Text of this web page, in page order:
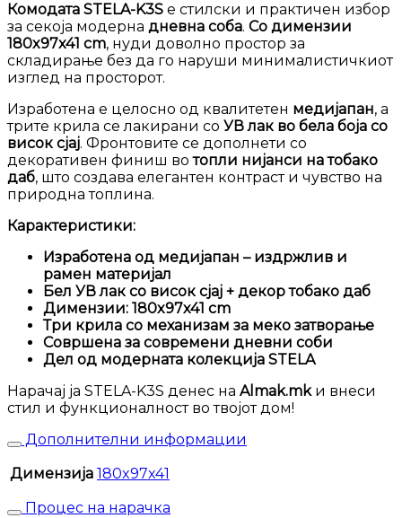
Комодата STELA-K3S е стилски и практичен избор
за секоја модерна дневна соба. Со димензии
180x97x41 cm, нуди доволно простор за
складирање без да го наруши минималистичкиот
изглед на просторот.
Изработена е целосно од квалитетен медијапан, а
трите крила се лакирани со УВ лак во бела боја со
висок сјај. Фронтовите се дополнети со
декоративен финиш вотопли нијанси на тобако
даб, што создава елегантен контраст и чувство на
природна топлина.
Карактеристики:
Изработена од медијапан – издржлив и
рамен материјал
Бел УВ лак со висок сјај + декор тобако даб
Димензии: 180x97x41 cm
Три крила со механизам за меко затворање
Совршена за современи дневни соби
Дел од модерната колекција STELA
Нарачај ја STELA-K3S денес на Almak.mkи внеси
стил и функционалност во твојот дом!
Дополнителни информации
Димензија 180x97x41
Процес на нарачка